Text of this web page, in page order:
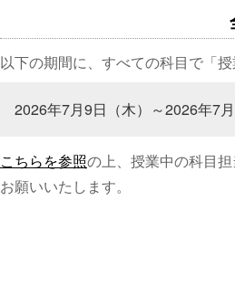
以下の期間に、すべての科目で「
2026年7月9日（木）～2026年7月
こちらを参照の上、授業中の科目
お願いいたします。